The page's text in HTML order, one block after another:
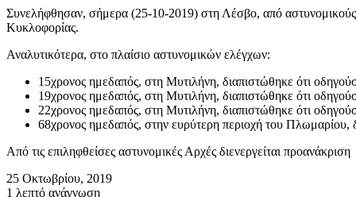
Συνελήφθησαν, σήμερα (25-10-2019) στη Λέσβο, από
Κυκλοφορίας.
Αναλυτικότερα, στο πλαίσιο αστυνομικών ελέγχων:
15χρονος ημεδαπός, στη Μυτιλήνη, διαπιστώθηκε ότι
19χρονος ημεδαπός, στη Μυτιλήνη, διαπιστώθηκε ότι
22χρονος ημεδαπός, στη Μυτιλήνη, διαπιστώθηκε ότι
68χρονος ημεδαπός, στην ευρύτερη περιοχή του Πλωμαρίου,
Από τις επιληφθείσες αστυνομικές Αρχές διενεργείται προανάκριση
25 Οκτωβρίου, 2019
1 λεπτό ανάγνωση